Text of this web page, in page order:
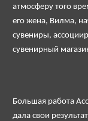
атмосферу того
его жена, Вилма,
сувениры,
сувенирный
Большая работа
дала свои